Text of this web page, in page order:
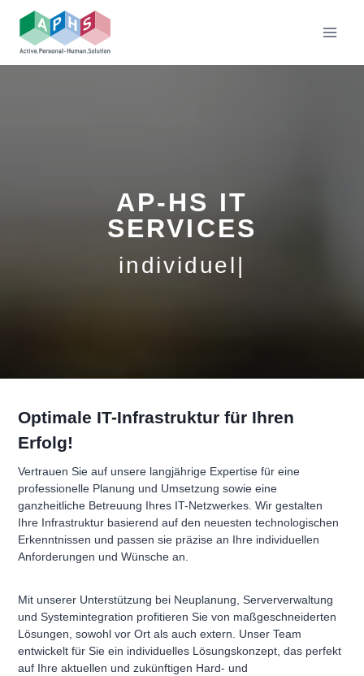
content
AP-HS IT
SERVICES
individuelle Lösungen
Optimale IT-Infrastruktur für Ihren
Erfolg!
Vertrauen Sie auf unsere langjährige Expertise für eine
professionelle Planung und Umsetzung sowie eine
ganzheitliche Betreuung Ihres IT-Netzwerkes. Wir gestalten
Ihre Infrastruktur basierend auf den neuesten technologischen
Erkenntnissen und passen sie präzise an Ihre individuellen
Anforderungen und Wünsche an.
Mit unserer Unterstützung bei Neuplanung, Serververwaltung
und Systemintegration profitieren Sie von maßgeschneiderten
Lösungen, sowohl vor Ort als auch extern. Unser Team
entwickelt für Sie ein individuelles Lösungskonzept, das perfekt
auf Ihre aktuellen und zukünftigen Hard- und